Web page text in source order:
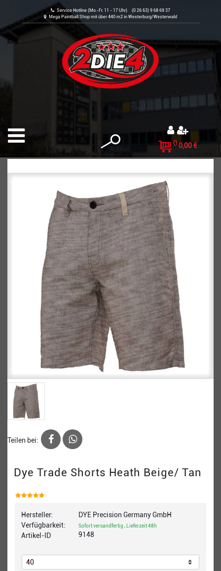
Service Hotline (Mo.-Fr. 11 - 17 Uhr) (0 26 63) 9 68 69 37
Mega Paintball Shop mit über 440 m2 in Westerburg/Westerwald
0 0,00 €
Teilen bei:
Dye Trade Shorts Heath Beige/ Tan
Hersteller:
Verfügbarkeit:
Artikel-ID
DYE Precision Germany GmbH
Sofort versandfertig , Lieferzeit 48h
9148